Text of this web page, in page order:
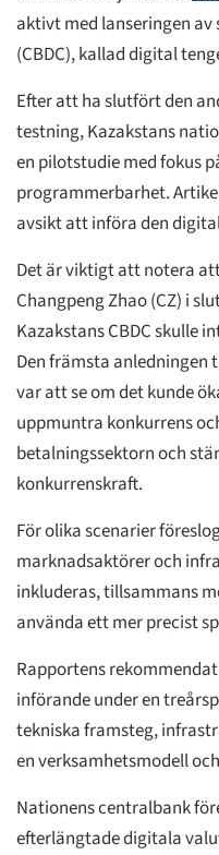
aktivt med lanseringen
(CBDC), kallad digital
Efter att ha slutfört den
testning, Kazakstans
en pilotstudie med fokus
programmerbarhet.
avsikt att införa den
Det är viktigt att notera
Changpeng Zhao (CZ) i
Kazakstans CBDC skulle
Den främsta anledningen
var att se om det kunde
uppmuntra konkurrens
betalningssektorn och
konkurrenskraft.
För olika scenarier
marknadsaktörer och
inkluderas, tillsammans
använda ett mer precist
Rapportens
införande under en
tekniska framsteg,
en verksamhetsmodell
Nationens centralbank
efterlängtade digitala